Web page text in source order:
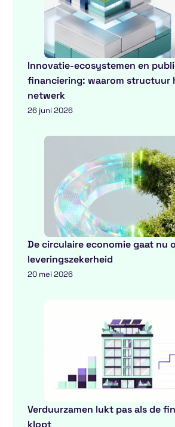
Innovatie-ecosystemen en
financiering: waarom structuur
netwerk
26 juni 2026
De circulaire economie gaat nu
leveringszekerheid
20 mei 2026
Verduurzamen lukt pas als de
klopt